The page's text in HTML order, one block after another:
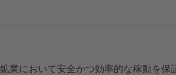
鉱業において安全かつ効率的な稼動を保